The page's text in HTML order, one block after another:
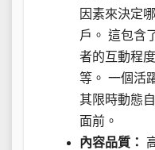
因素來決定
戶。 這包含
者的互動程
等。 一個活
其限時動態
面前。
內容品質：